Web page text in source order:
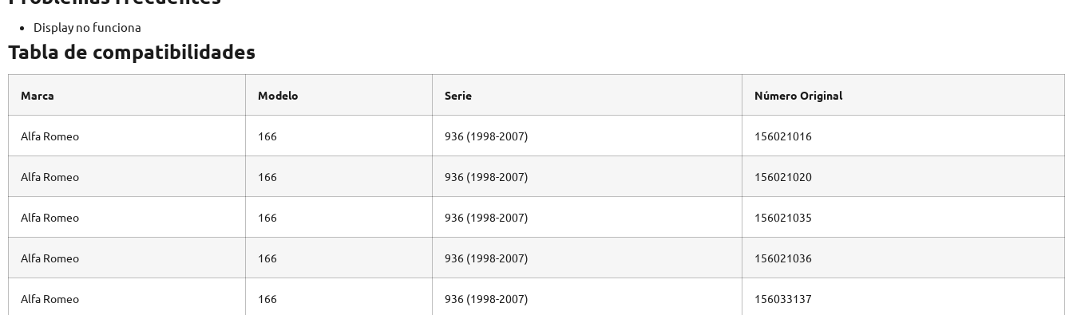
Display no funciona
Tabla de compatibilidades
Marca Modelo Serie Número Original
Alfa Romeo 166 936 (1998-2007) 156021016
Alfa Romeo 166 936 (1998-2007) 156021020
Alfa Romeo 166 936 (1998-2007) 156021035
Alfa Romeo 166 936 (1998-2007) 156021036
Alfa Romeo 166 936 (1998-2007) 156033137